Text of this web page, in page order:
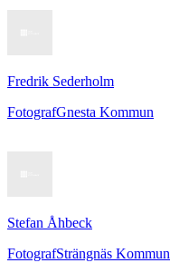
Fredrik Sederholm
FotografGnesta Kommun
Stefan Åhbeck
FotografSträngnäs Kommun